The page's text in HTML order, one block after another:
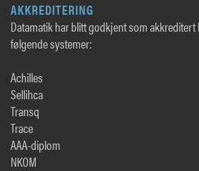
AKKREDITERING
Datamatik har blitt godkjent som
følgende systemer:
Achilles
Sellihca
Transq
Trace
AAA-diplom
NKOM